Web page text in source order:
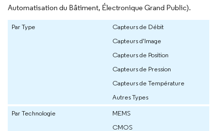
Automatisation du Bâtiment, Électronique Grand Public).
Par Type
Capteurs de Débit
Capteurs d'Image
Capteurs de Position
Capteurs de Pression
Capteurs de Température
Autres Types
Par Technologie
MEMS
CMOS